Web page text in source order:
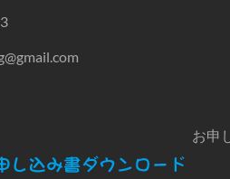
お申